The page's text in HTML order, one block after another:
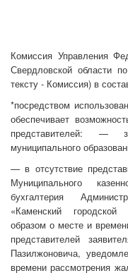
Комиссия Управления
Свердловской области
тексту - Комиссия) в
*посредством
обеспечивает
представителей: —
муниципального
— в отсутствие
Муниципального
бухгалтерия
«Каменский
образом о месте и
представителей
Пазилжоновича,
времени рассмотрения